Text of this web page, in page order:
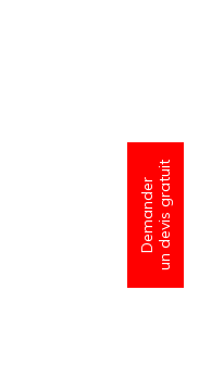
Demanderun devis gratuit